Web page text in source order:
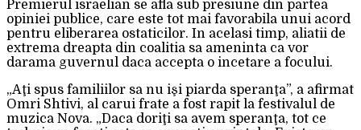
Premierul israelian se afla sub presiune din partea
opiniei publice, care este tot mai favorabila unui acord
pentru eliberarea ostaticilor. In acelasi timp, aliatii de
extrema dreapta din coalitia sa ameninta ca vor
darama guvernul daca accepta o incetare a focului.
„Aţi spus familiilor sa nu işi piarda speranţa”, a afirmat
Omri Shtivi, al carui frate a fost rapit la festivalul de
muzica Nova. „Daca doriţi sa avem speranţa, tot ce